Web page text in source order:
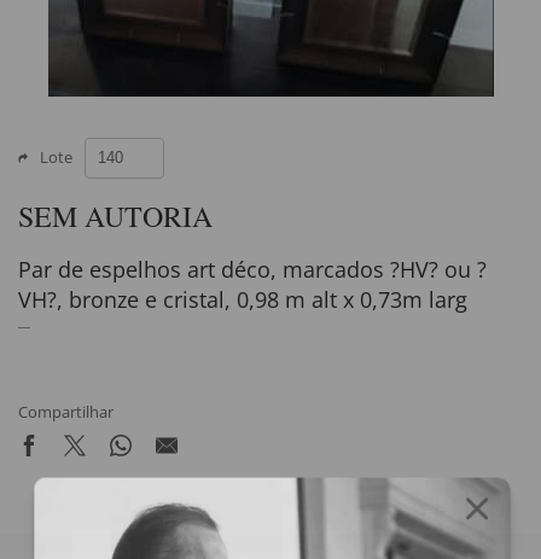
Lote
SEM AUTORIA
Par de espelhos art déco, marcados ?HV? ou ?
VH?, bronze e cristal, 0,98 m alt x 0,73m larg
Compartilhar